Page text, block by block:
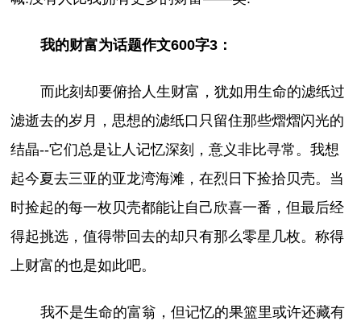
我的财富为话题作文600字3：
而此刻却要俯拾人生财富，犹如用生命的滤纸过
滤逝去的岁月，思想的滤纸口只留住那些熠熠闪光的
结晶--它们总是让人记忆深刻，意义非比寻常。我想
起今夏去三亚的亚龙湾海滩，在烈日下捡拾贝壳。当
时捡起的每一枚贝壳都能让自己欣喜一番，但最后经
得起挑选，值得带回去的却只有那么零星几枚。称得
上财富的也是如此吧。
我不是生命的富翁，但记忆的果篮里或许还藏有